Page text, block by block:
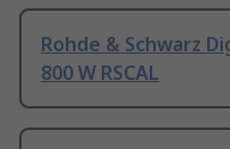
Rohde & Schwarz
800 W RSCAL